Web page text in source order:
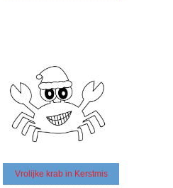
Vrolijke krab in Kerstmis